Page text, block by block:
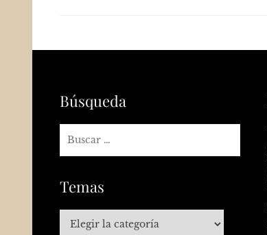
Búsqueda
Temas